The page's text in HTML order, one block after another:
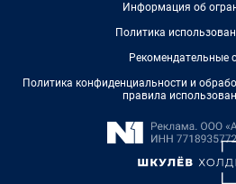
Информация об
Политика
Рекомендательные
Политика конфиденциальности и
правила